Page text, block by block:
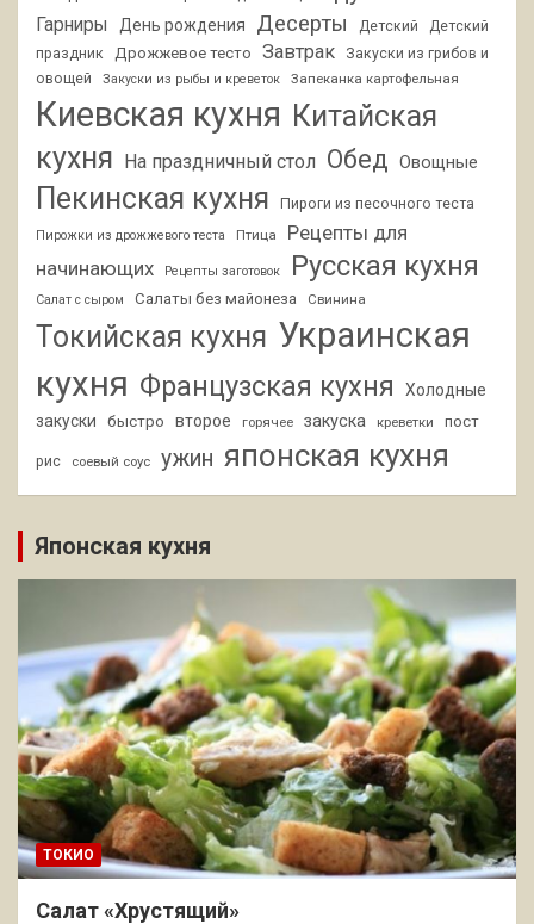
Гарниры День рождения Десерты Детский
Детский
праздник
Дрожжевое тесто Завтрак
Закуски из грибов и
овощей
Закуски из рыбы и креветок Запеканка картофельная
Киевская кухня Китайская
кухня На праздничный стол Обед Овощные
Пекинская кухня Пироги из песочного теста
Пирожки из дрожжевого теста Птица
Рецепты для
начинающих
Рецепты заготовок Русская кухня
Салат с сыром Салаты без майонеза Свинина
Токийская кухня Украинская
кухня Французская кухня
Холодные
закуски
быстро второе горячее закуска креветки пост
рис соевый соус ужин японская кухня
Японская кухня
ТОКИО
Салат «Хрустящий»